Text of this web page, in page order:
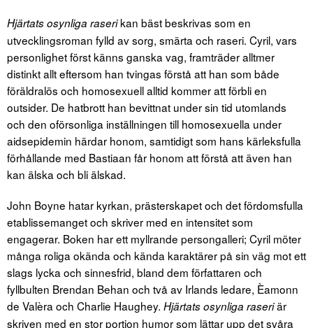
Hjärtats osynliga raserikan bäst beskrivas som en
utvecklingsroman fylld av sorg, smärta och raseri. Cyril, vars
personlighet först känns ganska vag, framträder alltmer
distinkt allt eftersom han tvingas förstå att han som både
föräldralös och homosexuell alltid kommer att förbli en
outsider. De hatbrott han bevittnat under sin tid utomlands
och den oförsonliga inställningen till homosexuella under
aidsepidemin härdar honom, samtidigt som hans kärleksfulla
förhållande med Bastiaan får honom att förstå att även han
kan älska och bli älskad.
John Boyne hatar kyrkan, prästerskapet och det fördomsfulla
etablissemanget och skriver med en intensitet som
engagerar. Boken har ett myllrande persongalleri; Cyril möter
många roliga okända och kända karaktärer på sin väg mot ett
slags lycka och sinnesfrid, bland dem författaren och
fyllbulten Brendan Behan och två av Irlands ledare, Èamonn
de Valèra och Charlie Haughey. Hjärtats osynliga raseriär
skriven med en stor portion humor som lättar upp det svåra